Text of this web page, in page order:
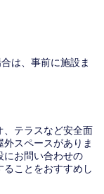
は、事前に施設ま
、テラスなど安全面
スペースがありま
にお問い合わせの
ことをおすすめし